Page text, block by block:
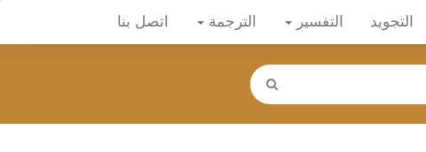
التجويد التفسير الترجمة اتصل بنا